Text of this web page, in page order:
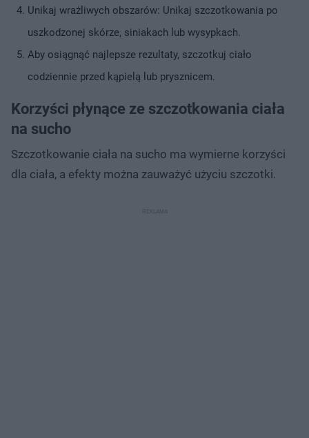
Unikaj wrażliwych obszarów: Unikaj szczotkowania po
uszkodzonej skórze, siniakach lub wysypkach.
Aby osiągnąć najlepsze rezultaty, szczotkuj ciało
codziennie przed kąpielą lub prysznicem.
Korzyści płynące ze szczotkowania ciała
na sucho
Szczotkowanie ciała na sucho ma wymierne korzyści
dla ciała, a efekty można zauważyć użyciu szczotki.